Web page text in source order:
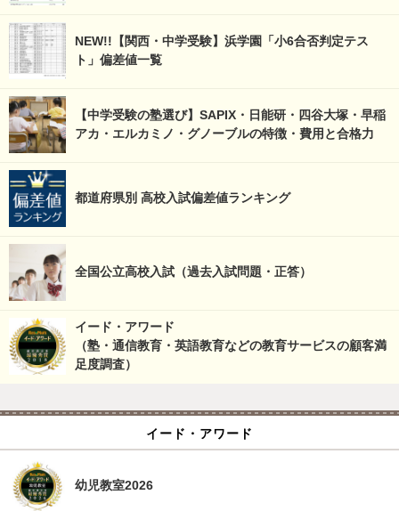
NEW!!【関西・中学受験】浜学園「小6合否判定テス
ト」偏差値一覧
【中学受験の塾選び】SAPIX・日能研・四谷大塚・早稲
アカ・エルカミノ・グノーブルの特徴・費用と合格力
都道府県別 高校入試偏差値ランキング
全国公立高校入試（過去入試問題・正答）
イード・アワード
（塾・通信教育・英語教育などの教育サービスの顧客満
足度調査）
イード・アワード
幼児教室2026